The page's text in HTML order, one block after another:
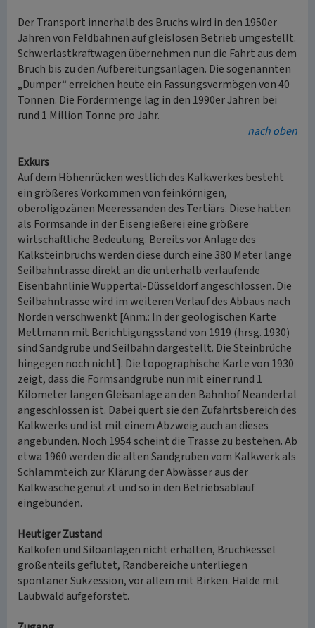
Der Transport innerhalb des Bruchs wird in den 1950er
Jahren von Feldbahnen auf gleislosen Betrieb umgestellt.
Schwerlastkraftwagen übernehmen nun die Fahrt aus dem
Bruch bis zu den Aufbereitungsanlagen. Die sogenannten
„Dumper“ erreichen heute ein Fassungsvermögen von 40
Tonnen. Die Fördermenge lag in den 1990er Jahren bei
rund 1 Million Tonne pro Jahr.
nach oben
Exkurs
Auf dem Höhenrücken westlich des Kalkwerkes besteht
ein größeres Vorkommen von feinkörnigen,
oberoligozänen Meeressanden des Tertiärs. Diese hatten
als Formsande in der Eisengießerei eine größere
wirtschaftliche Bedeutung. Bereits vor Anlage des
Kalksteinbruchs werden diese durch eine 380 Meter lange
Seilbahntrasse direkt an die unterhalb verlaufende
Eisenbahnlinie Wuppertal-Düsseldorf angeschlossen. Die
Seilbahntrasse wird im weiteren Verlauf des Abbaus nach
Norden verschwenkt [Anm.: In der geologischen Karte
Mettmann mit Berichtigungsstand von 1919 (hrsg. 1930)
sind Sandgrube und Seilbahn dargestellt. Die Steinbrüche
hingegen noch nicht]. Die topographische Karte von 1930
zeigt, dass die Formsandgrube nun mit einer rund 1
Kilometer langen Gleisanlage an den Bahnhof Neandertal
angeschlossen ist. Dabei quert sie den Zufahrtsbereich des
Kalkwerks und ist mit einem Abzweig auch an dieses
angebunden. Noch 1954 scheint die Trasse zu bestehen. Ab
etwa 1960 werden die alten Sandgruben vom Kalkwerk als
Schlammteich zur Klärung der Abwässer aus der
Kalkwäsche genutzt und so in den Betriebsablauf
eingebunden.
Heutiger Zustand
Kalköfen und Siloanlagen nicht erhalten, Bruchkessel
großenteils geflutet, Randbereiche unterliegen
spontaner Sukzession, vor allem mit Birken. Halde mit
Laubwald aufgeforstet.